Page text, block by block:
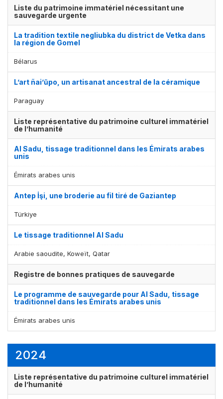
Affichage par
Liste du patrimoine immatériel nécessitant une
sauvegarde urgente
La tradition textile negliubka du district de Vetka dans
la région de Gomel
Bélarus
L’art ñai’ũpo, un artisanat ancestral de la céramique
Paraguay
Liste représentative du patrimoine culturel immatériel
de l’humanité
Al Sadu, tissage traditionnel dans les Émirats arabes
unis
Émirats arabes unis
Antep İşi, une broderie au fil tiré de Gaziantep
Türkiye
Le tissage traditionnel Al Sadu
Arabie saoudite, Koweït, Qatar
Registre de bonnes pratiques de sauvegarde
Le programme de sauvegarde pour Al Sadu, tissage
traditionnel dans les Émirats arabes unis
Émirats arabes unis
2024
Liste représentative du patrimoine culturel immatériel
de l’humanité